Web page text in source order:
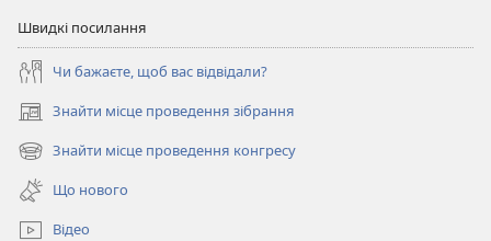
Швидкі посилання
Чи бажаєте, щоб вас відвідали?
Знайти місце проведення зібрання
(відкривається
у
новому
вікні)
Знайти місце проведення конгресу
(відкривається
новому
вікні)
Що нового
Відео